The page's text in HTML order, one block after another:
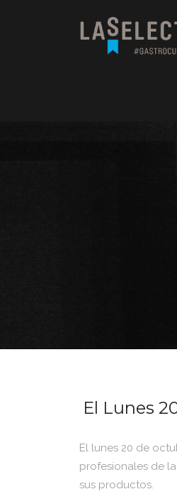
El Lunes
El lunes 20 de
profesionales de
sus productos.